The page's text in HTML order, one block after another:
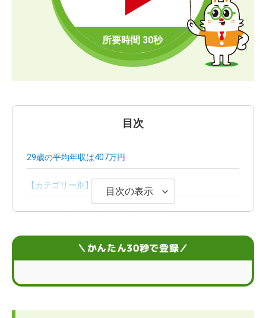
目次
29歳の平均年収は407万円
【カテゴリー別】29歳の平均年収
29歳以外もご紹介！各年齢の平均年収について
目次の表示
＼かんたん30秒で登録／